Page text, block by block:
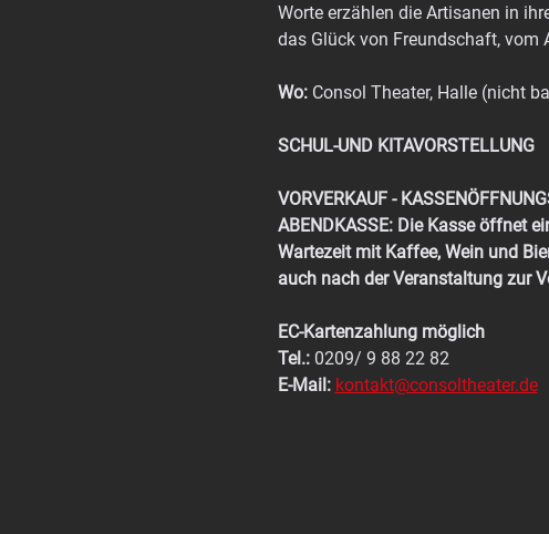
Worte erzählen die Artisanen in
das Glück von Freundschaft, vom
Wo: Consol Theater, Halle (nicht
SCHUL-UND KITAVORSTELLUNG
VORVERKAUF -
ABENDKASSE: Die Kasse öffnet
Wartezeit mit Kaffee, Wein und
auch nach der Veranstaltung zur
EC-Kartenzahlung möglich
Tel.: 0209/ 9 88 22 82
E-Mail: kontakt@consoltheater.de